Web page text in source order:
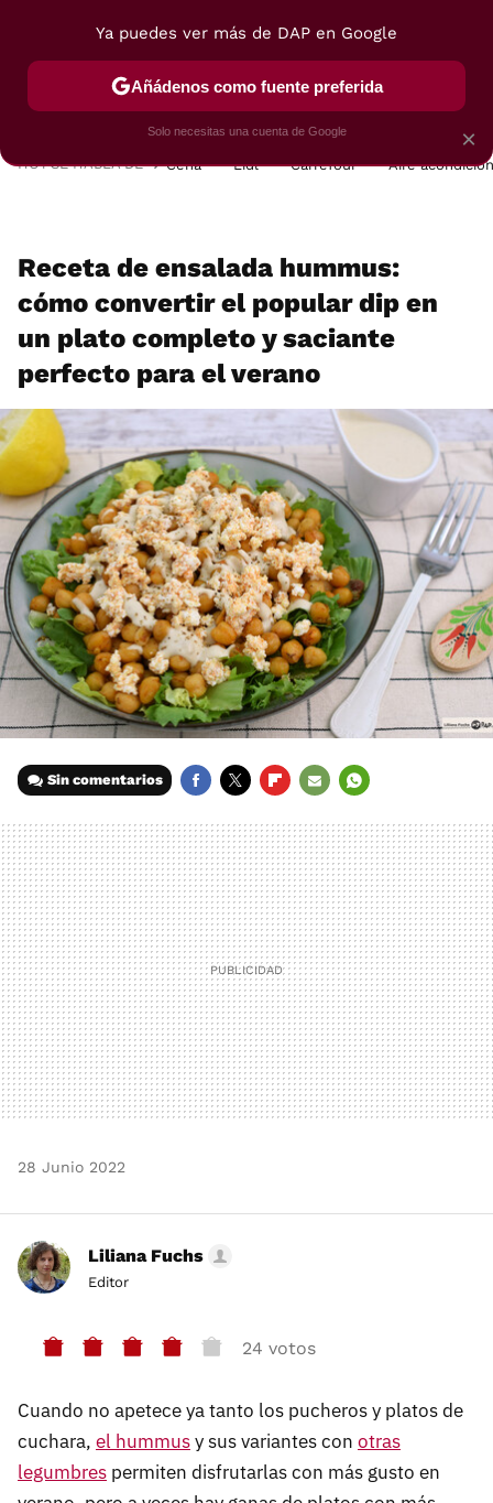
POSTRES VIAJES SELECCIÓN VEGUI
HOY SE HABLA DE Cena Lidl Carrefour Aire
Receta de ensalada hummus:
cómo convertir el popular dip en
un plato completo y saciante
perfecto para el verano
Sin comentarios
MAIL
28 Junio 2022
Liliana Fuchs
Editor
24 votos
Cuando no apetece ya tanto los pucheros y platos de
cuchara, el hummusy sus variantes con otras
legumbres permiten disfrutarlas con más gusto en
×
Ya puedes ver más de DAP en Google
Añádenos como fuente preferida
Solo necesitas una cuenta de Google